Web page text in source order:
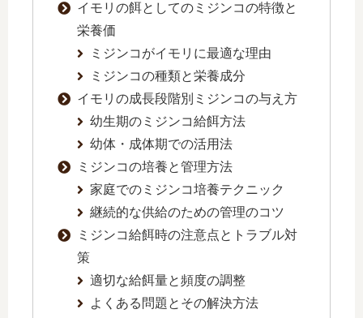
イモリの餌としてのミジンコの特徴と
栄養価
ミジンコがイモリに最適な理由
ミジンコの種類と栄養成分
イモリの成長段階別ミジンコの与え方
幼生期のミジンコ給餌方法
幼体・成体期での活用法
ミジンコの培養と管理方法
家庭でのミジンコ培養テクニック
継続的な供給のための管理のコツ
ミジンコ給餌時の注意点とトラブル対
策
適切な給餌量と頻度の調整
よくある問題とその解決方法